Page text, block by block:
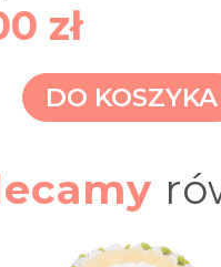
zł
DO KOSZYKA